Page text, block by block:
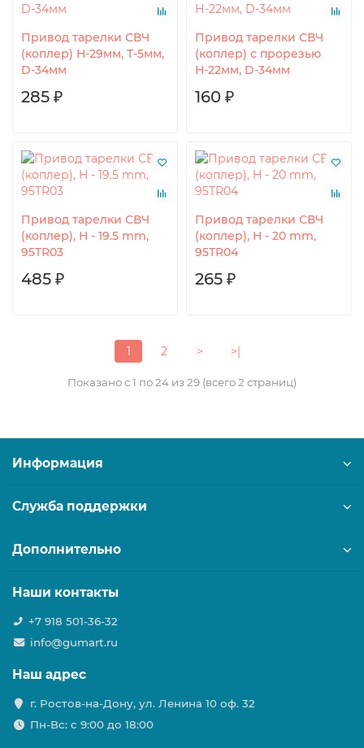
Привод тарелки СВЧ
(коплер) Н-29мм, T-5мм,
D-34мм
285 ₽
Привод тарелки СВЧ
(коплер) с прорезью
Н-22мм, D-34мм
160 ₽
Привод тарелки СВЧ
(коплер), H - 19.5 mm,
95TR03
485 ₽
Привод тарелки СВЧ
(коплер), H - 20 mm,
95TR04
265 ₽
1 2 > >|
Показано с 1 по 24 из 29 (всего 2 страниц)
Информация
Служба поддержки
Дополнительно
Наши контакты
+7 918 501-36-32
info@gumart.ru
Наш адрес
г. Ростов-на-Дону, ул. Ленина 10 оф. 32
Пн-Вс: c 9:00 до 18:00